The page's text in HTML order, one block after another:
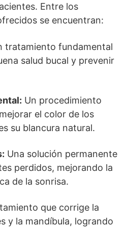
Entre los
se encuentran:
tratamiento fundamental
salud bucal y prevenir
Un procedimiento
el color de los
su blancura natural.
Una solución permanente
perdidos, mejorando la
de la sonrisa.
que corrige la
y la mandíbula, logrando